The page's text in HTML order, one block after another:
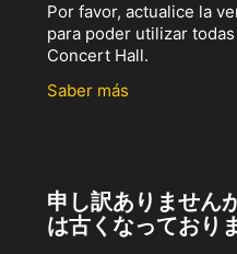
Por favor, actualice la
para poder utilizar
Concert Hall.
Saber más
申し訳ありません
は古くなっており